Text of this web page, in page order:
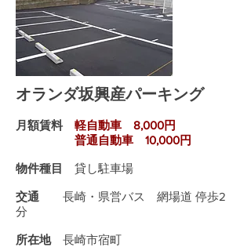
オランダ坂興産パーキング
月額賃料
軽自動車 8,000円
普通自動車 10,000円
物件種目 貸し駐車場
交通 長崎・県営バス 網場道 停歩2
分
所在地長崎市宿町